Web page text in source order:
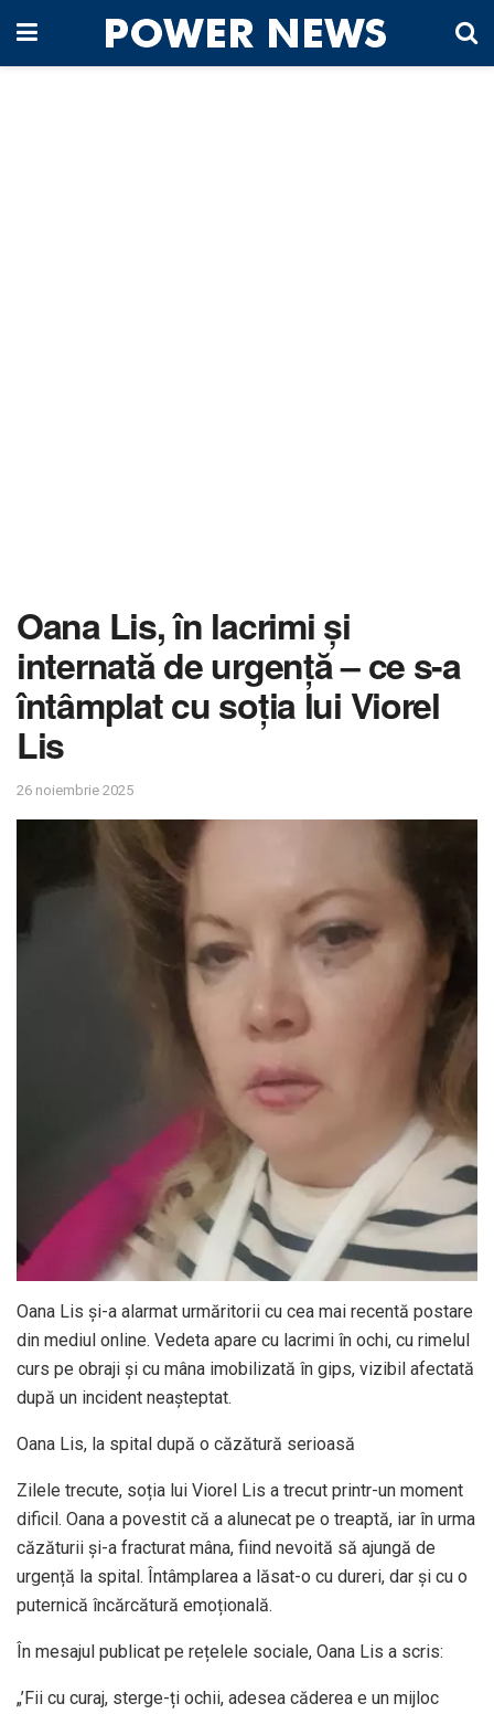
Oana Lis, în lacrimi și
internată de urgență – ce s-a
întâmplat cu soția lui Viorel
Lis
26 noiembrie 2025
Oana Lis și-a alarmat urmăritorii cu cea mai recentă postare
din mediul online. Vedeta apare cu lacrimi în ochi, cu rimelul
curs pe obraji și cu mâna imobilizată în gips, vizibil afectată
după un incident neașteptat.
Oana Lis, la spital după o căzătură serioasă
Zilele trecute, soția lui Viorel Lis a trecut printr-un moment
dificil. Oana a povestit că a alunecat pe o treaptă, iar în urma
căzăturii și-a fracturat mâna, fiind nevoită să ajungă de
urgență la spital. Întâmplarea a lăsat-o cu dureri, dar și cu o
puternică încărcătură emoțională.
În mesajul publicat pe rețelele sociale, Oana Lis a scris:
„’Fii cu curaj, sterge-ți ochii, adesea căderea e un mijloc